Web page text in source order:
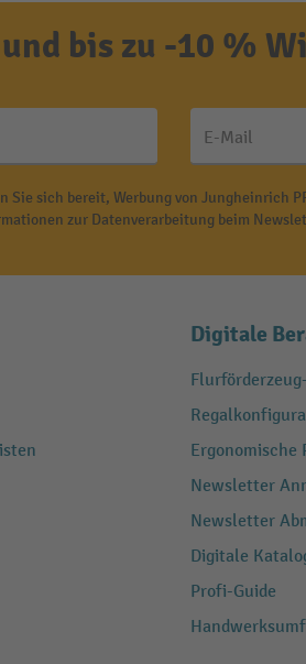
bis zu -10 %
E-Mail
sich bereit, Werbung von Jungheinrich
zur Datenverarbeitung beim
Digitale
Ergonomische
Newsletter
Newsletter
Digitale
Profi-Guide